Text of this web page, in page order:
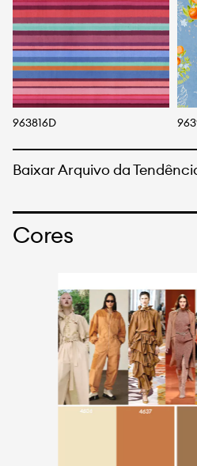
963816D
Baixar Arquivo da
Cores